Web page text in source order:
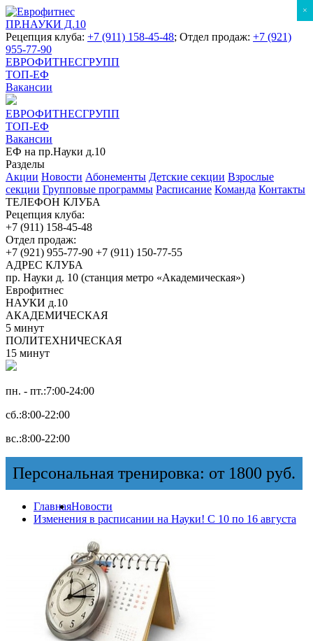
ПР.НАУКИ Д.10
Рецепция клуба: +7 (911) 158-45-48; Отдел продаж: +7 (921)
955-77-90
ЕВРОФИТНЕСГРУПП
ТОП-ЕФ
Вакансии
ЕВРОФИТНЕСГРУПП
ТОП-ЕФ
Вакансии
ЕФ на пр.Науки д.10
Разделы
Акции Новости Абонементы Детские секции Взрослые
секции Групповые программы Расписание Команда Контакты
ТЕЛЕФОН КЛУБА
Рецепция клуба:
+7 (911) 158-45-48
Отдел продаж:
+7 (921) 955-77-90 +7 (911) 150-77-55
АДРЕС КЛУБА
пр. Науки д. 10 (станция метро «Академическая»)
Еврофитнес
НАУКИ д.10
АКАДЕМИЧЕСКАЯ
5 минут
ПОЛИТЕХНИЧЕСКАЯ
15 минут
пн. - пт.:7:00-24:00
сб.:8:00-22:00
вс.:8:00-22:00
Персональная тренировка: от 1800 руб.
ГлавнаяНовости
Изменения в расписании на Науки! С 10 по 16 августа
×